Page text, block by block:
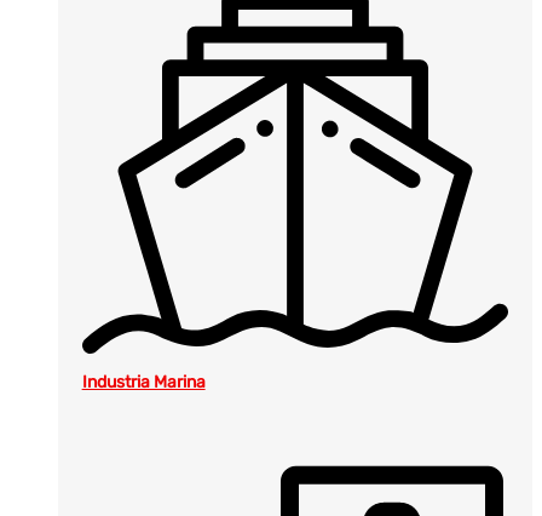
Industria Marina